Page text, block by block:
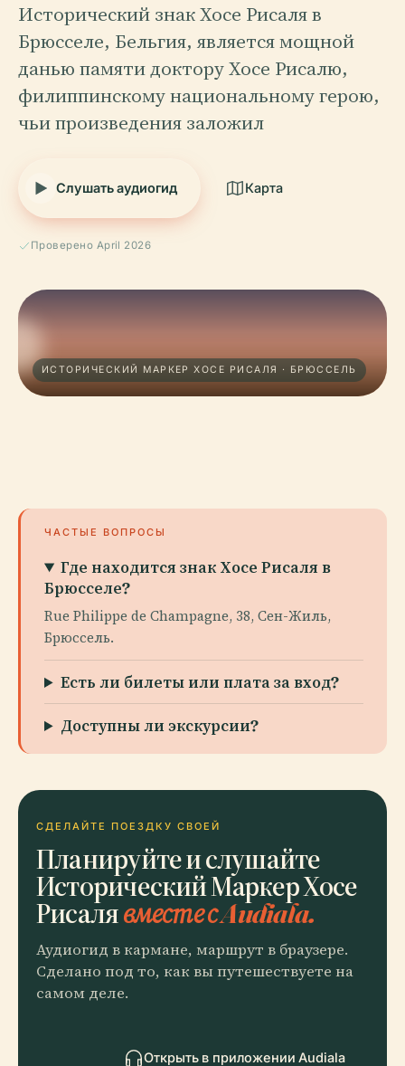
Исторический знак Хосе Рисаля в
Брюсселе, Бельгия, является мощной
данью памяти доктору Хосе Рисалю,
филиппинскому национальному герою,
чьи произведения заложил
Слушать аудиогид Карта
Проверено April 2026
ИСТОРИЧЕСКИЙ МАРКЕР ХОСЕ РИСАЛЯ · БРЮССЕЛЬ
ЧАСТЫЕ ВОПРОСЫ
Где находится знак Хосе Рисаля в
Брюсселе?
Rue Philippe de Champagne, 38, Сен-Жиль,
Брюссель.
Есть ли билеты или плата за вход?
Доступны ли экскурсии?
СДЕЛАЙТЕ ПОЕЗДКУ СВОЕЙ
Планируйте и слушайте
Исторический Маркер Хосе
Рисалявместе с Audiala.
Аудиогид в кармане, маршрут в браузере.
Сделано под то, как вы путешествуете на
самом деле.
Открыть в приложении Audiala